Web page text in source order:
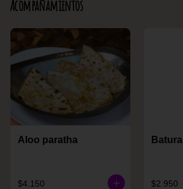
Acompañamientos
Aloo paratha
$4.150
Batura
$2.950